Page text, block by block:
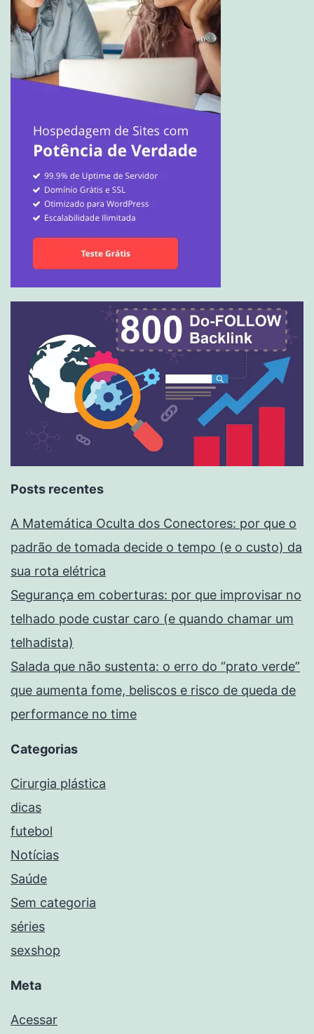
Posts recentes
A Matemática Oculta dos Conectores: por que o
padrão de tomada decide o tempo (e o custo) da
sua rota elétrica
Segurança em coberturas: por que improvisar no
telhado pode custar caro (e quando chamar um
telhadista)
Salada que não sustenta: o erro do “prato verde”
que aumenta fome, beliscos e risco de queda de
performance no time
Categorias
Cirurgia plástica
dicas
futebol
Notícias
Saúde
Sem categoria
séries
sexshop
Meta
Acessar